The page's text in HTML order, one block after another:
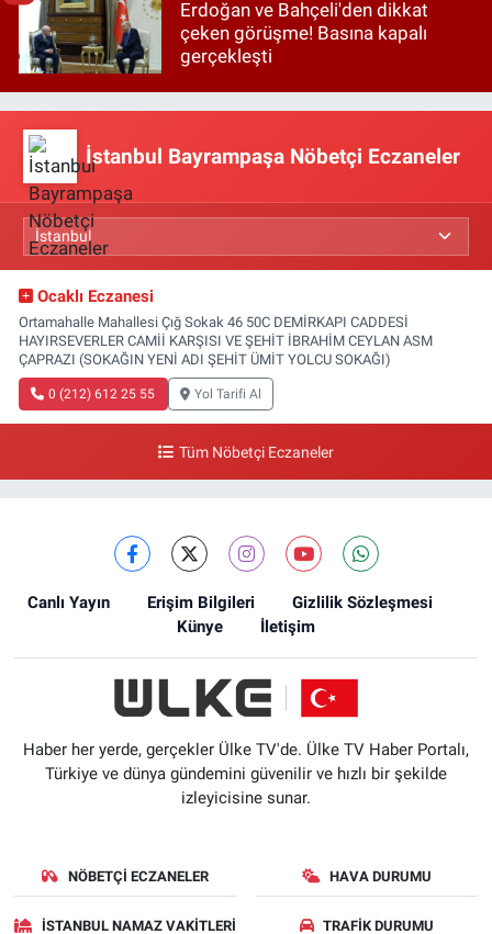
Erdoğan ve Bahçeli'den dikkat
çeken görüşme! Basına kapalı
gerçekleşti
İstanbul Bayrampaşa Nöbetçi Eczaneler
Ocaklı Eczanesi
Ortamahalle Mahallesi Çığ Sokak 46 50C DEMİRKAPI CADDESİ
HAYIRSEVERLER CAMİİ KARŞISI VE ŞEHİT İBRAHİM CEYLAN ASM
ÇAPRAZI (SOKAĞIN YENİ ADI ŞEHİT ÜMİT YOLCU SOKAĞI)
0 (212) 612 25 55 Yol Tarifi Al
Tüm Nöbetçi Eczaneler
Canlı Yayın Erişim Bilgileri
Gizlilik Sözleşmesi
Künye
İletişim
Haber her yerde, gerçekler Ülke TV'de. Ülke TV Haber Portalı,
Türkiye ve dünya gündemini güvenilir ve hızlı bir şekilde
izleyicisine sunar.
NÖBETÇI ECZANELER HAVA DURUMU
İSTANBUL NAMAZ VAKITLERI TRAFIK DURUMU